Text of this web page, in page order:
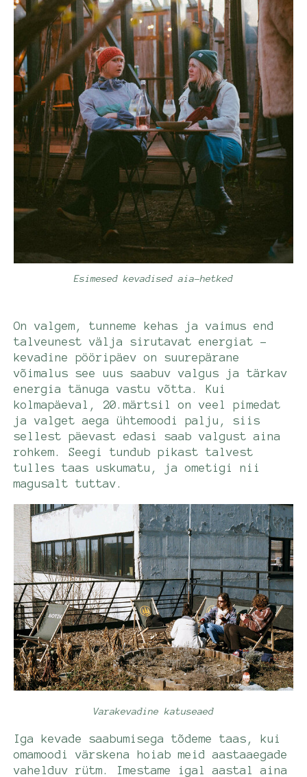
Esimesed kevadised aia-hetked
On valgem, tunneme kehas ja vaimus end
talveunest välja sirutavat energiat -
kevadine pööripäev on suurepärane
võimalus see uus saabuv valgus ja tärkav
energia tänuga vastu võtta. Kui
kolmapäeval, 20.märtsil on veel pimedat
ja valget aega ühtemoodi palju, siis
sellest päevast edasi saab valgust aina
rohkem. Seegi tundub pikast talvest
tulles taas uskumatu, ja ometigi nii
magusalt tuttav.
Varakevadine katuseaed
Iga kevade saabumisega tõdeme taas, kui
omamoodi värskena hoiab meid aastaaegade
vahelduv rütm. Imestame igal aastal aina